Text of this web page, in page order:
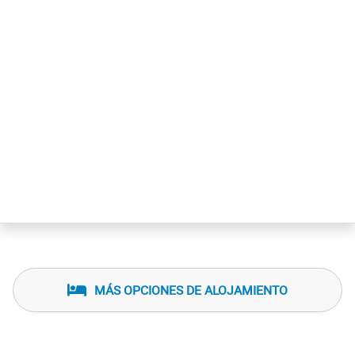
MÁS OPCIONES DE ALOJAMIENTO